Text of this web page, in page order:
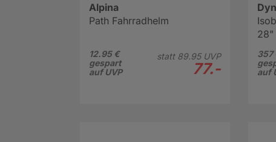
Alpina
Path Fahrradhelm
12.95 €
gespart
auf UVP
statt 89.95UVP
77.-
28"
357
auf